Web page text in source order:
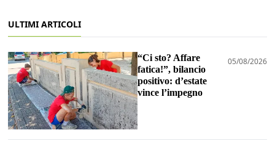
ULTIMI ARTICOLI
“Ci sto? Affare
fatica!”, bilancio
positivo: d’estate
vince l’impegno
05/08/2026